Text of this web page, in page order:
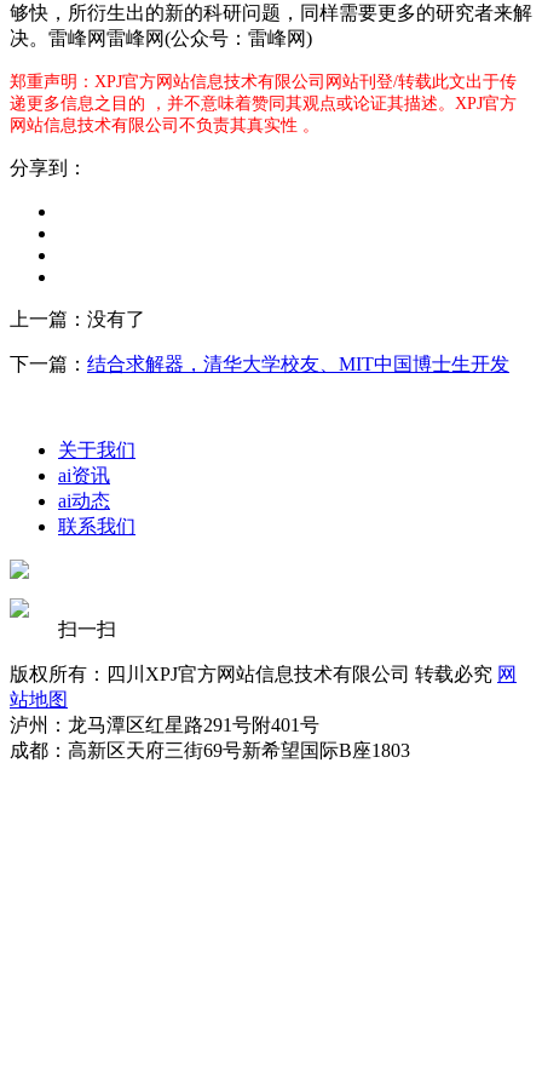
够快，所衍生出的新的科研问题，同样需要更多的研究者来解
决。雷峰网雷峰网(公众号：雷峰网)
郑重声明：XPJ官方网站信息技术有限公司网站刊登/转载此文出于传
递更多信息之目的 ，并不意味着赞同其观点或论证其描述。XPJ官方
网站信息技术有限公司不负责其真实性 。
分享到：
上一篇：没有了
下一篇： 结合求解器，清华大学校友、MIT中国博士生开发
关于我们
ai资讯
ai动态
联系我们
扫一扫
版权所有：四川XPJ官方网站信息技术有限公司 转载必究 网
站地图
泸州：龙马潭区红星路291号附401号
成都：高新区天府三街69号新希望国际B座1803